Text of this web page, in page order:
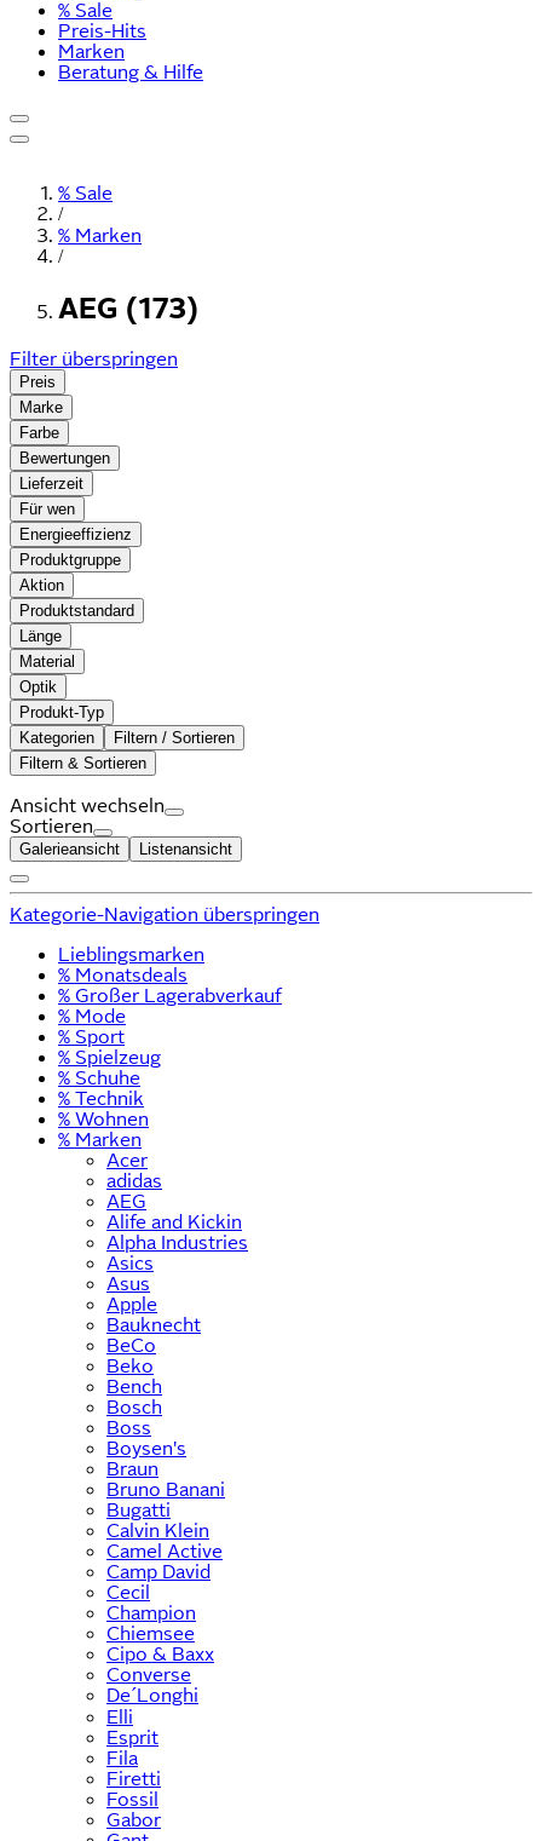
% Sale
Preis-Hits
Marken
Beratung & Hilfe
% Sale
/
% Marken
/
AEG (173)
Filter überspringen
Preis
Marke
Farbe
Bewertungen
Lieferzeit
Für wen
Energieeffizienz
Produktgruppe
Aktion
Produktstandard
Länge
Material
Optik
Produkt-Typ
Kategorien
Filtern / Sortieren
Filtern & Sortieren
Ansicht wechseln
Sortieren
Galerieansicht Listenansicht
Kategorie-Navigation überspringen
Lieblingsmarken
% Monatsdeals
% Großer Lagerabverkauf
% Mode
% Sport
% Spielzeug
% Schuhe
% Technik
% Wohnen
% Marken
Acer
adidas
AEG
Alife and Kickin
Alpha Industries
Asics
Asus
Apple
Bauknecht
BeCo
Beko
Bench
Bosch
Boss
Boysen's
Braun
Bruno Banani
Bugatti
Calvin Klein
Camel Active
Camp David
Cecil
Champion
Chiemsee
Cipo & Baxx
Converse
De´Longhi
Elli
Esprit
Fila
Firetti
Fossil
Gabor